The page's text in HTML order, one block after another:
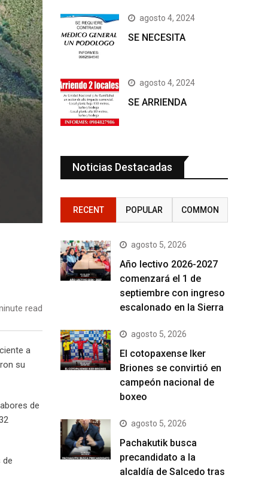
read
a
su
de
de
agosto 4, 2024
SE NECESITA
agosto 4, 2024
SE ARRIENDA
Noticias Destacadas
RECENT POPULAR COMMON
agosto 5, 2026
Año lectivo 2026-2027
comenzará el 1 de
septiembre con ingreso
escalonado en la Sierra
agosto 5, 2026
El cotopaxense Iker
Briones se convirtió en
campeón nacional de
boxeo
agosto 5, 2026
Pachakutik busca
precandidato a la
alcaldía de Salcedo tras